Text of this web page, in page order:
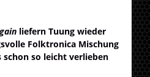
liefern Tuung wieder
Folktronica Mischung
schon so leicht verlieben